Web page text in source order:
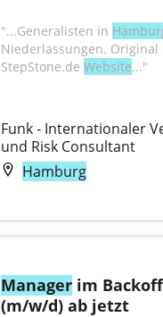
"...Generalisten in
Niederlassungen. Original
StepStone.de Website..."
Funk - Internationaler
und Risk Consultant
Hamburg
Manager im
(m/w/d) ab jetzt